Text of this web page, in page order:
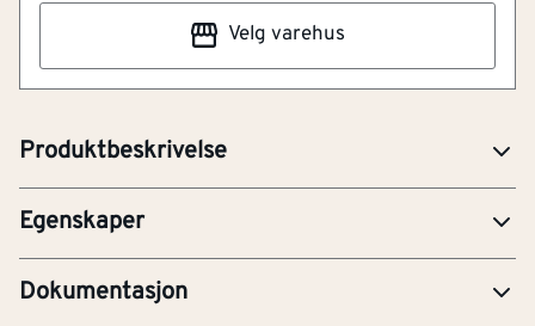
Velg varehus
Produktbeskrivelse
benyttes sammen med Litex Monteringsskive til
festing av Litex Membranplate 30 mm og TB Board
Våtromsplate 30 mm. TG 20006 og TG 20279. Les mer
Egenskaper
[mm]
Overflatebeskyttelse
Dokumentasjon
YTE-Ytelseserklæring (CE-merking)